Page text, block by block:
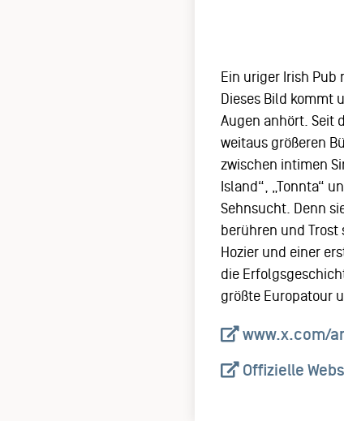
Ein uriger Irish
Dieses Bild kommt
Augen anhört. Seit
weitaus größeren
zwischen intimen
Island“, „Tonnta“
Sehnsucht. Denn
berühren und
Hozier und einer
die
größte Europatour
www.x.com/
Offizielle